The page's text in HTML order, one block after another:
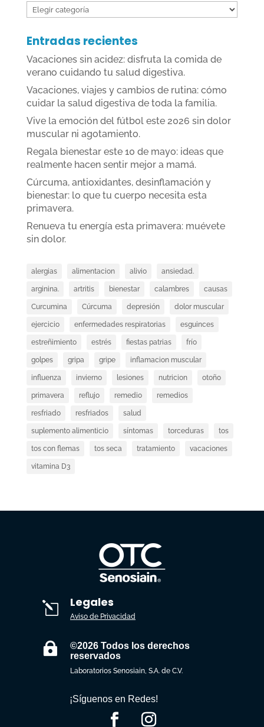
Categorías
Entradas recientes
Vacaciones sin acidez: disfruta la comida de
verano cuidando tu salud digestiva.
Vacaciones, viajes y cambios de rutina: cómo
cuidar la salud digestiva de toda la familia.
Vive la emoción del fútbol este 2026 sin dolor
muscular ni agotamiento.
Regala bienestar este 10 de mayo: ideas que
realmente hacen sentir mejor a mamá.
Cúrcuma, antioxidantes, desinflamación y
bienestar: lo que tu cuerpo necesita esta
primavera.
Renueva tu energía esta primavera: muévete
sin dolor.
alergias alimentacion alivio ansiedad.
arginina. artritis bienestar calambres causas
Curcumina Cúrcuma depresión dolor muscular
ejercicio enfermedades respiratorias esguinces
estreñimiento estrés fiestas patrias frío
golpes gripa gripe inflamacion muscular
influenza invierno lesiones nutricion otoño
primavera reflujo remedio remedios
resfriado resfriados salud
suplemento alimenticio síntomas torceduras tos
tos con flemas tos seca tratamiento vacaciones
vitamina D3
l Legales
Aviso de Privacidad

©2026 Todos los derechos
reservados
Laboratorios Senosiain, S.A. de C.V.
¡Síguenos en Redes!